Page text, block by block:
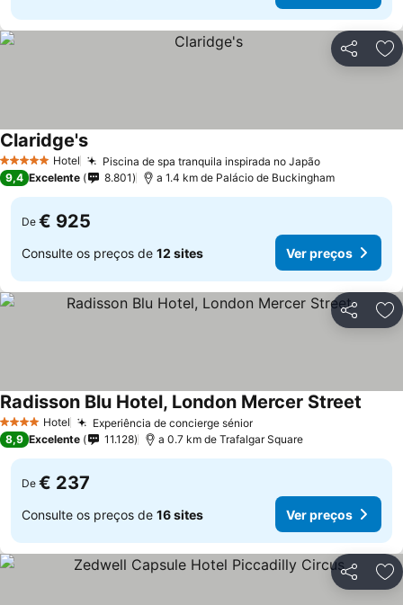
Partilhar
5 Estrelas Hotel Piscina de spa tranquila inspirada no JapãoVer preços
Claridge'sVer preços
9,4 Excelente 8.801 a 1.4 km de Palácio de Buckingham
De € 925
Consulte os preços de 12 sites Ver preços
Partilhar
4 EstrelasHotel Experiência de concierge séniorVer preços
Radisson Blu Hotel, London Mercer Street
8,9 Excelente 11.128 a 0.7 km de Trafalgar Square
De € 237
Consulte os preços de 16 sites Ver preços
Partilhar